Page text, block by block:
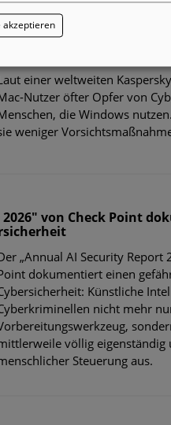
betroffen als
Nutzer sind häufiger
einer weltweiten
Nutzer öfter Opfer von
die Windows
weniger
von Check Point
„Annual AI Security Report
dokumentiert einen
Künstliche
nicht mehr
völlig
Steuerung aus.
akzeptieren